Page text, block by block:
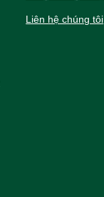
Liên hệ chúng tôi